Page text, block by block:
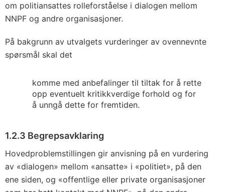
om politiansattes rolleforståelse i dialogen mellom
NNPF og andre organisasjoner.
På bakgrunn av utvalgets vurderinger av ovennevnte
spørsmål skal det
komme med anbefalinger til tiltak for å rette
opp eventuelt kritikkverdige forhold og for
å unngå dette for fremtiden.
1.2.3 Begrepsavklaring
Hovedproblemstillingen gir anvisning på en vurdering
av «dialogen» mellom «ansatte» i «politiet», på den
ene siden, og «offentlige eller private organisasjoner